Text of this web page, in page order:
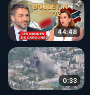
44:48
0:33